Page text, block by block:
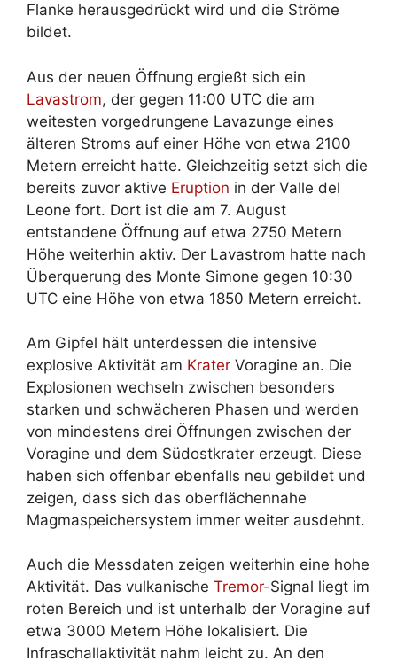
Flanke herausgedrückt wird und die Ströme
bildet.
Aus der neuen Öffnung ergießt sich ein
Lavastrom, der gegen 11:00 UTC die am
weitesten vorgedrungene Lavazunge eines
älteren Stroms auf einer Höhe von etwa 2100
Metern erreicht hatte. Gleichzeitig setzt sich die
bereits zuvor aktive Eruption in der Valle del
Leone fort. Dort ist die am 7. August
entstandene Öffnung auf etwa 2750 Metern
Höhe weiterhin aktiv. Der Lavastrom hatte nach
Überquerung des Monte Simone gegen 10:30
UTC eine Höhe von etwa 1850 Metern erreicht.
Am Gipfel hält unterdessen die intensive
explosive Aktivität am Krater Voragine an. Die
Explosionen wechseln zwischen besonders
starken und schwächeren Phasen und werden
von mindestens drei Öffnungen zwischen der
Voragine und dem Südostkrater erzeugt. Diese
haben sich offenbar ebenfalls neu gebildet und
zeigen, dass sich das oberflächennahe
Magmaspeichersystem immer weiter ausdehnt.
Auch die Messdaten zeigen weiterhin eine hohe
Aktivität. Das vulkanische Tremor-Signal liegt im
roten Bereich und ist unterhalb der Voragine auf
etwa 3000 Metern Höhe lokalisiert. Die
Infraschallaktivität nahm leicht zu. An den